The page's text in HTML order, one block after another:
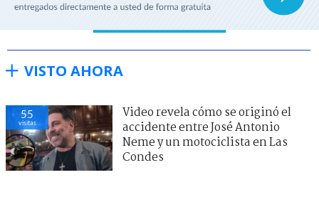
VISTO AHORA
55
visitas
Video revela cómo se originó el
accidente entre José Antonio
Neme y un motociclista en Las
Condes